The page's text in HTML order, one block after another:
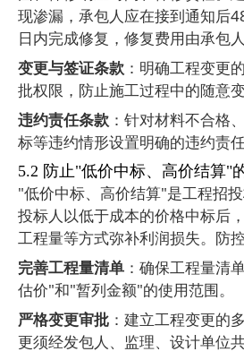
现渗漏，承包人应在接到通知后
日内完成修复，修复费用由承包
变更与签证条款 ：明确工程变更
批权限，防止施工过程中的随意
违约责任条款 ：针对材料不合格
标等违约情形设置明确的违约责
5.2 防止"低价中标、高价结算"
"低价中标、高价结算"是工程招
投标人以低于成本的价格中标后
工程量等方式弥补利润损失。防
完善工程量清单 ：确保工程量清
估价"和"暂列金额"的使用范围。
严格变更审批 ：建立工程变更的
更须经发包人、监理、设计单位共